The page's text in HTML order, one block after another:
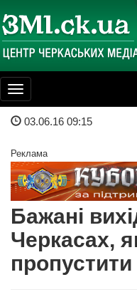
Toggle
navigation
03.06.16 09:15
Реклама
Бажані
Черкасах,
пропустити